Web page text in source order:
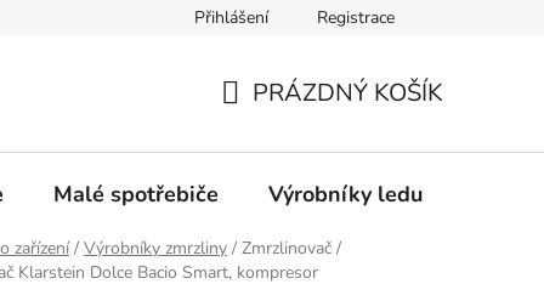
Oprava a výkup výrobníků ledu Značka Bauknecht
Přihlášení Registrace
KOŠÍK
PRÁZDNÝ KOŠÍK
Malé spotřebiče Výrobníky ledu
zařízení / Výrobníky zmrzliny / Zmrzlinovač /
Klarstein Dolce Bacio Smart, kompresor